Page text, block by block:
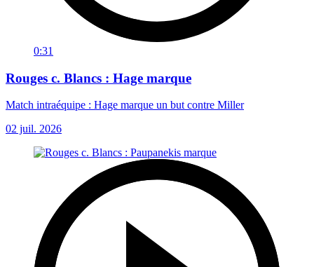
0:31
Rouges c. Blancs : Hage marque
Match intraéquipe : Hage marque un but contre Miller
02 juil. 2026